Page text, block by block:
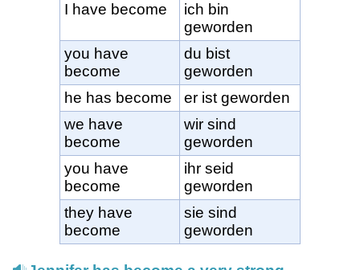
I have become
ich bin
geworden
you have
become
du bist
geworden
he has become
er ist geworden
we have
become
wir sind
geworden
you have
become
ihr seid
geworden
they have
become
sie sind
geworden